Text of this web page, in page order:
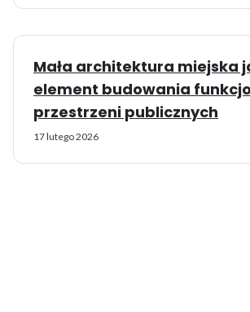
Mała architektura miejska
element budowania
przestrzeni publicznych
17 lutego 2026